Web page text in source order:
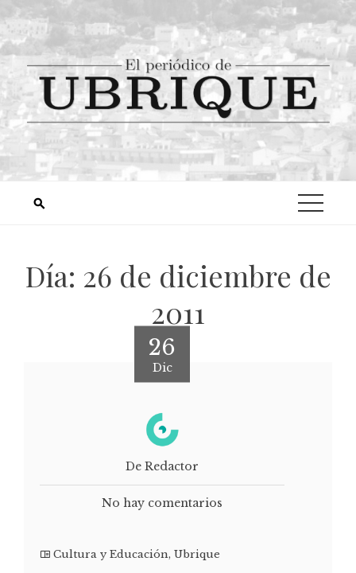
Día: 26 de diciembre de
2011
26
Dic
De Redactor
No hay comentarios
Cultura y Educación, Ubrique